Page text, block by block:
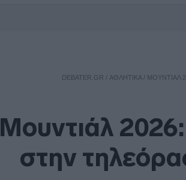
DEBATER.GR / ΑΘΛΗΤΙΚΑ/ ΜΟΥΝΤΙΆΛ
Μουντιάλ
στην